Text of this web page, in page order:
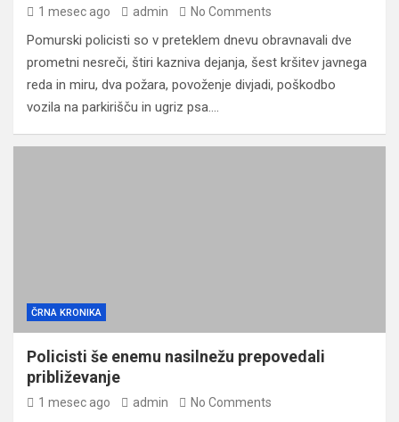
1 mesec ago admin No Comments
Pomurski policisti so v preteklem dnevu obravnavali dve
prometni nesreči, štiri kazniva dejanja, šest kršitev javnega
reda in miru, dva požara, povoženje divjadi, poškodbo
vozila na parkirišču in ugriz psa.…
ČRNA KRONIKA
Policisti še enemu nasilnežu prepovedali
približevanje
1 mesec ago admin No Comments